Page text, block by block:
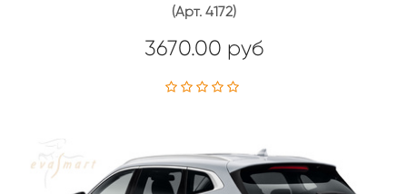
(Арт. 4172)
3670.00 руб